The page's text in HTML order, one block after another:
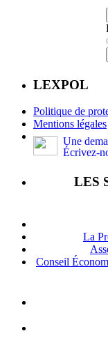
LEXPOL
Politique de
Mentions légales
Une
Écrivez-
LES
La
Conseil